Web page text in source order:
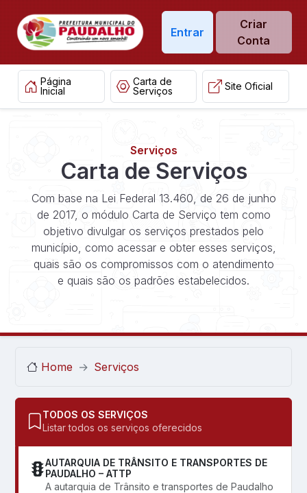
Entrar
Criar
Conta
Página
Inicial
Carta de
Serviços
Site Oficial
Serviços
Carta de Serviços
Com base na Lei Federal 13.460, de 26 de junho
de 2017, o módulo Carta de Serviço tem como
objetivo divulgar os serviços prestados pelo
município, como acessar e obter esses serviços,
quais são os compromissos com o atendimento
e quais são os padrões estabelecidos.
Home Serviços
TODOS OS SERVIÇOS
Listar todos os serviços oferecidos
AUTARQUIA DE TRÂNSITO E TRANSPORTES DE
PAUDALHO – ATTP
A autarquia de Trânsito e transportes de Paudalho